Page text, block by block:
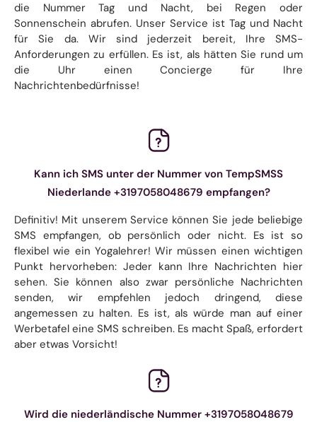
die Nummer Tag und Nacht, bei Regen oder
Sonnenschein abrufen. Unser Service ist Tag und Nacht
für Sie da. Wir sind jederzeit bereit, Ihre SMS-
Anforderungen zu erfüllen. Es ist, als hätten Sie rund um
die Uhr einen Concierge für Ihre
Nachrichtenbedürfnisse!
Kann ich SMS unter der Nummer von TempSMSS
Niederlande +3197058048679 empfangen?
Definitiv! Mit unserem Service können Sie jede beliebige
SMS empfangen, ob persönlich oder nicht. Es ist so
flexibel wie ein Yogalehrer! Wir müssen einen wichtigen
Punkt hervorheben: Jeder kann Ihre Nachrichten hier
sehen. Sie können also zwar persönliche Nachrichten
senden, wir empfehlen jedoch dringend, diese
angemessen zu halten. Es ist, als würde man auf einer
Werbetafel eine SMS schreiben. Es macht Spaß, erfordert
aber etwas Vorsicht!
Wird die niederländische Nummer +3197058048679